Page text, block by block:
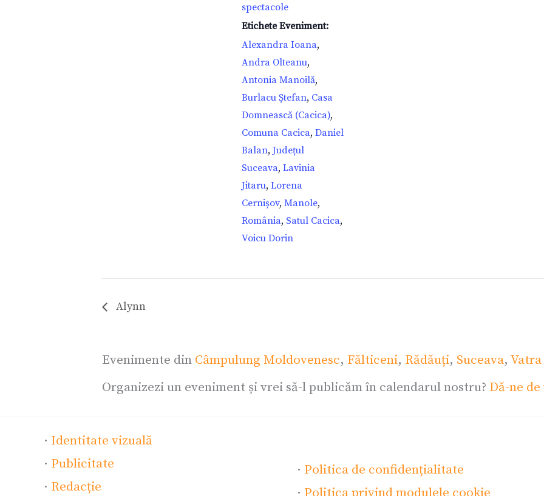
spectacole
Etichete Eveniment:
Alexandra Ioana,
Andra Olteanu,
Antonia Manoilă,
Burlacu Ștefan, Casa
Domnească (Cacica),
Comuna Cacica, Daniel
Balan, Județul
Suceava, Lavinia
Jitaru, Lorena
Cernișov, Manole,
România, Satul Cacica,
Voicu Dorin
Alynn
Evenimente din Câmpulung Moldovenesc, Fălticeni, Rădăuți, Suceava,
Organizezi un eveniment și vrei să-l publicăm în calendarul nostru? Dă-ne
· Identitate vizuală
· Publicitate
· Redacție
· Politica de confidențialitate
· Politica privind modulele cookie